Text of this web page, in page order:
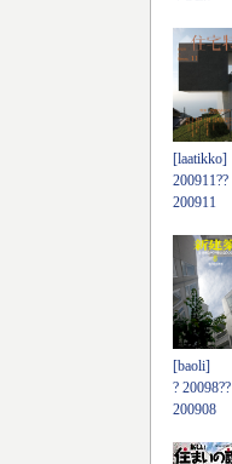
[laatikko]
200911??
200911
[baoli]
? 20098??
200908